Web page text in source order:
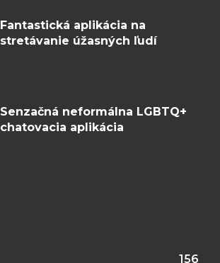
Fantastická aplikácia na
stretávanie úžasných ľudí
Senzačná neformálna LGBTQ+
chatovacia aplikácia
156